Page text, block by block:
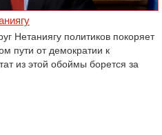
Нетаниягу политиков покоряет
пути от демократии к
из этой обоймы борется за